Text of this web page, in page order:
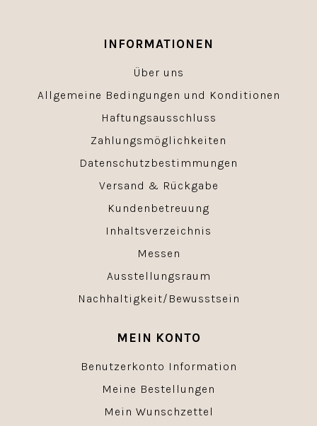
INFORMATIONEN
Über uns
Allgemeine Bedingungen und Konditionen
Haftungsausschluss
Zahlungsmöglichkeiten
Datenschutzbestimmungen
Versand & Rückgabe
Kundenbetreuung
Inhaltsverzeichnis
Messen
Ausstellungsraum
Nachhaltigkeit/Bewusstsein
MEIN KONTO
Benutzerkonto Information
Meine Bestellungen
Mein Wunschzettel